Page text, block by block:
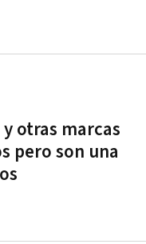
y otras marcas
pero son una